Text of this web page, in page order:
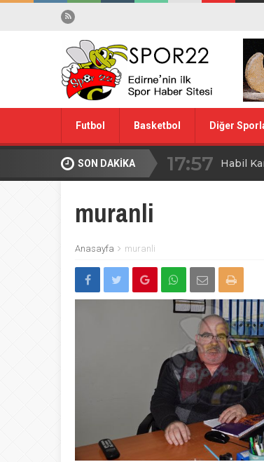
Futbol Basketbol Diğer
SON DAKİKA 17:57 Habil
09:30 MİLLİ
08:00 Ağa
20:00
08:20 Buca
20:20
20:15 Büyük
muranli
Anasayfa muranli